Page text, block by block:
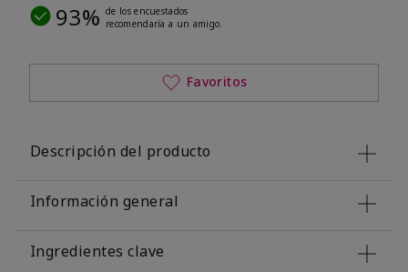
93% de los encuestados
recomendaría a un amigo.
Favoritos
Descripción del producto
Información general
Ingredientes clave